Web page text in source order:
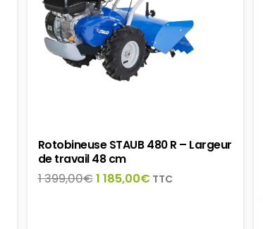
Rotobineuse STAUB 480 R – Largeur
de travail 48 cm
1 399,00€Le
1 185,00€Le
TTC